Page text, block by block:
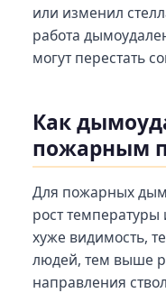
или изменил
работа
могут перестать
Как
пожарным
Для пожарных
рост
хуже видимость,
людей, тем выше
направления